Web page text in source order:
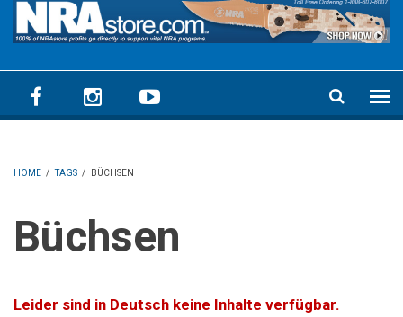
HOME / TAGS / BÜCHSEN
Büchsen
Leider sind in Deutsch keine Inhalte verfügbar.